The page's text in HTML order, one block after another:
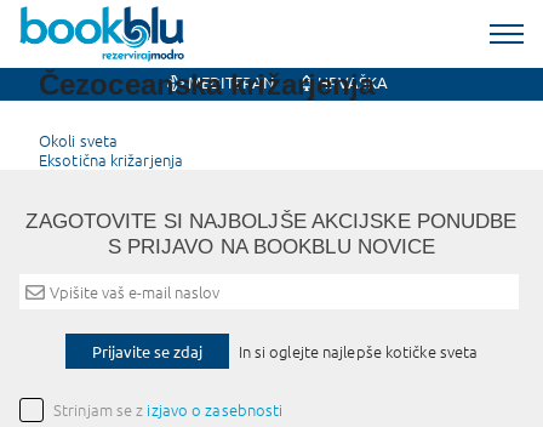
MEDITERAN HRVAŠKA
Čezoceanska križarjenja
Post
navigation
Okoli sveta
Eksotična križarjenja
ZAGOTOVITE SI NAJBOLJŠE AKCIJSKE PONUDBE
S PRIJAVO NA BOOKBLU NOVICE
Prijavite se zdaj In si oglejte najlepše kotičke sveta
Strinjam se z izjavo o zasebnosti